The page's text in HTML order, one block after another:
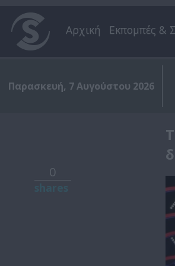
Αρχική Εκπομπές &
Παρασκευή, 7 Αυγούστου 2026
0